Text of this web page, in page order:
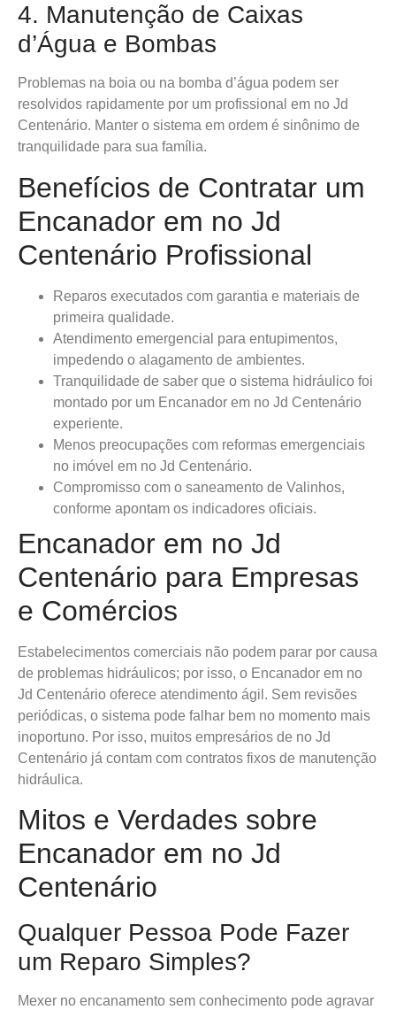
4. Manutenção de Caixas
d’Água e Bombas
Problemas na boia ou na bomba d’água podem ser
resolvidos rapidamente por um profissional em no Jd
Centenário. Manter o sistema em ordem é sinônimo de
tranquilidade para sua família.
Benefícios de Contratar um
Encanador em no Jd
Centenário Profissional
Reparos executados com garantia e materiais de
primeira qualidade.
Atendimento emergencial para entupimentos,
impedendo o alagamento de ambientes.
Tranquilidade de saber que o sistema hidráulico foi
montado por um Encanador em no Jd Centenário
experiente.
Menos preocupações com reformas emergenciais
no imóvel em no Jd Centenário.
Compromisso com o saneamento de Valinhos,
conforme apontam os indicadores oficiais.
Encanador em no Jd
Centenário para Empresas
e Comércios
Estabelecimentos comerciais não podem parar por causa
de problemas hidráulicos; por isso, o Encanador em no
Jd Centenário oferece atendimento ágil. Sem revisões
periódicas, o sistema pode falhar bem no momento mais
inoportuno. Por isso, muitos empresários de no Jd
Centenário já contam com contratos fixos de manutenção
hidráulica.
Mitos e Verdades sobre
Encanador em no Jd
Centenário
Qualquer Pessoa Pode Fazer
um Reparo Simples?
Mexer no encanamento sem conhecimento pode agravar